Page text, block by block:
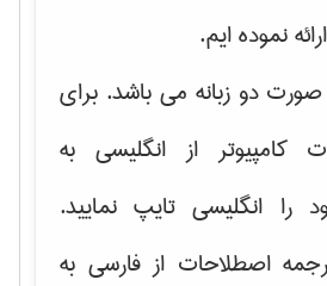
ارائه نموده ایم.
دو زبانه می باشد. برای
کامپیوتر از انگلیسی به
را انگلیسی تایپ نمایید.
اصطلاحات از فارسی به